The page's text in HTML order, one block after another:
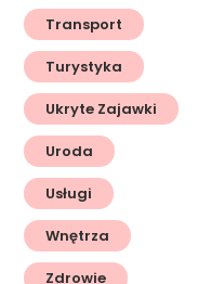
Transport
Turystyka
Ukryte Zajawki
Uroda
Usługi
Wnętrza
Zdrowie